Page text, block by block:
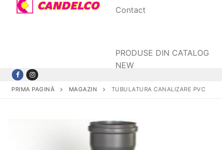
Contact
PRODUSE DIN CATALOG
NEW
PRIMA PAGINĂ MAGAZIN TUBULATURA CANALIZARE PVC